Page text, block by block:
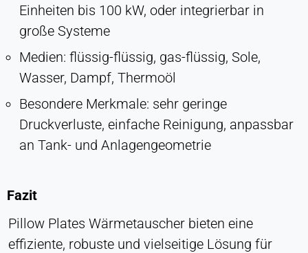
Einheiten bis 100 kW, oder integrierbar in
große Systeme
Medien: flüssig-flüssig, gas-flüssig, Sole,
Wasser, Dampf, Thermoöl
Besondere Merkmale: sehr geringe
Druckverluste, einfache Reinigung, anpassbar
an Tank- und Anlagengeometrie
Fazit
Pillow Plates Wärmetauscher bieten eine
effiziente, robuste und vielseitige Lösung für